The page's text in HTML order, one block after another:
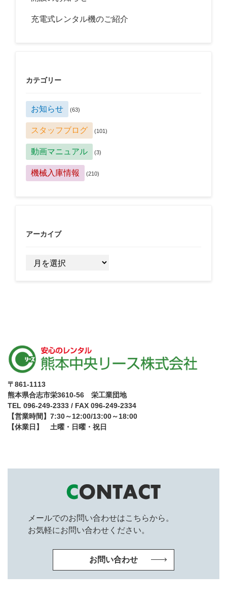
充電式レンタル機のご紹介
カテゴリー
お知らせ (63)
スタッフブログ (101)
動画マニュアル (3)
機械入庫情報 (210)
アーカイブ
〒861-1113
熊本県合志市栄3610-56 栄工業団地
TEL 096-249-2333 / FAX 096-249-2334
【営業時間】7:30～12:00/13:00～18:00
【休業日】 土曜・日曜・祝日
メールでのお問い合わせはこちらから。
お気軽にお問い合わせください。
お問い合わせ